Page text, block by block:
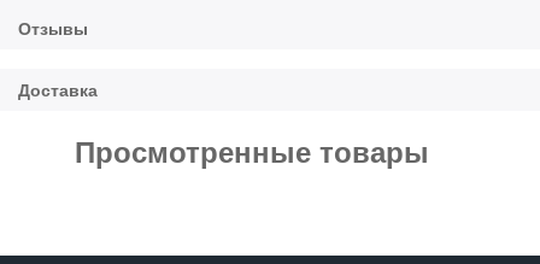
Просмотренные товары